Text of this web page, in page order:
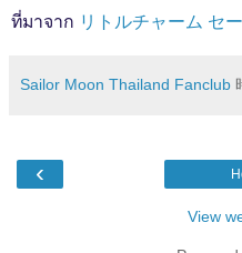
ที่มาจาก リトルチャーム セ
Sailor Moon Thailand Fanclub
‹
View